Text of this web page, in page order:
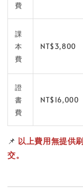
費
課
本
費
NT$3,800
證
書
費
NT$16,000
📌 以上費用無提供
交。